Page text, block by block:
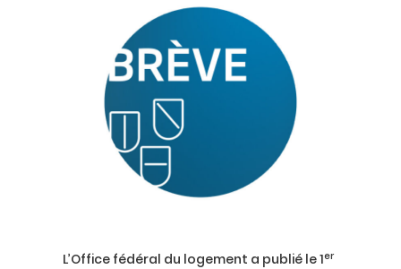
L’Office fédéral du logement a publié le 1er